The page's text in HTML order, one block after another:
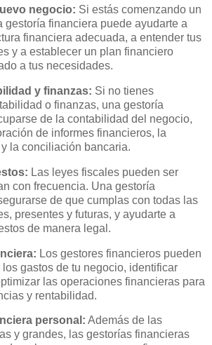
negocio: Si estás comenzando un
gestoría financiera puede ayudarte a
financiera adecuada, a entender tus
y a establecer un plan financiero
a tus necesidades.
y finanzas: Si no tienes
o finanzas, una gestoría
de la contabilidad del negocio,
de informes financieros, la
la conciliación bancaria.
Las leyes fiscales pueden ser
con frecuencia. Una gestoría
de que cumplas con todas las
presentes y futuras, y ayudarte a
de manera legal.
Los gestores financieros pueden
gastos de tu negocio, identificar
las operaciones financieras para
y rentabilidad.
personal: Además de las
y grandes, las gestorías financieras